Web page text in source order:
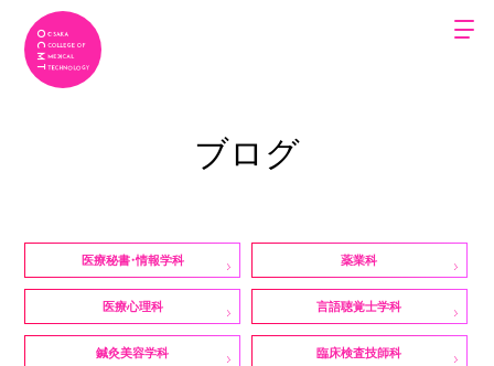
ブログ
医療秘書・情報学科 薬業科
医療心理科 言語聴覚士学科
鍼灸美容学科 臨床検査技師科